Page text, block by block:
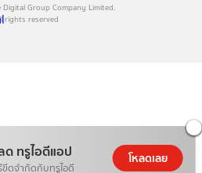
ด ทรูไอดีแอป
ขีดจำกัดกับทรูไอดี
โหลดเลย
Group Company Limited.
rights reserved